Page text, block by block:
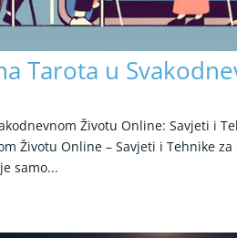
Tarota u
Životu Online: Savjeti i
Životu Online – Savjeti i Tehnike
samo...